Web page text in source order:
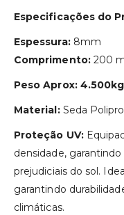
Especificações do
Espessura:8mm
Comprimento:200
Peso Aprox: 4.500kg
Material:Seda
Proteção UV:
densidade,
prejudiciais do sol.
garantindo
climáticas.